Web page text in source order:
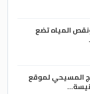
ونقص المياه تضع
المسيحي لموقع